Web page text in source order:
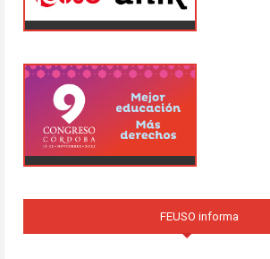
FEUSO informa